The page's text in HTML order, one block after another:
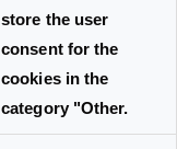
store the user
consent for the
cookies in the
category "Other.